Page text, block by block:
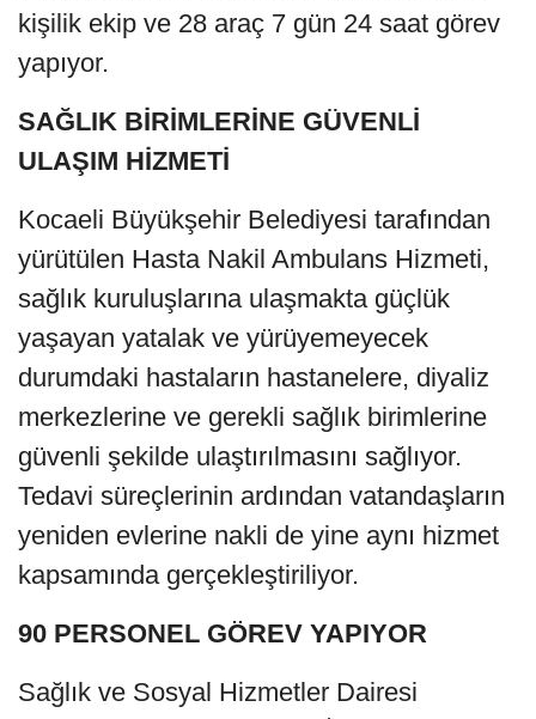
kişilik ekip ve 28 araç 7 gün 24 saat görev
yapıyor.
SAĞLIK BİRİMLERİNE GÜVENLİ
ULAŞIM HİZMETİ
Kocaeli Büyükşehir Belediyesi tarafından
yürütülen Hasta Nakil Ambulans Hizmeti,
sağlık kuruluşlarına ulaşmakta güçlük
yaşayan yatalak ve yürüyemeyecek
durumdaki hastaların hastanelere, diyaliz
merkezlerine ve gerekli sağlık birimlerine
güvenli şekilde ulaştırılmasını sağlıyor.
Tedavi süreçlerinin ardından vatandaşların
yeniden evlerine nakli de yine aynı hizmet
kapsamında gerçekleştiriliyor.
90 PERSONEL GÖREV YAPIYOR
Sağlık ve Sosyal Hizmetler Dairesi